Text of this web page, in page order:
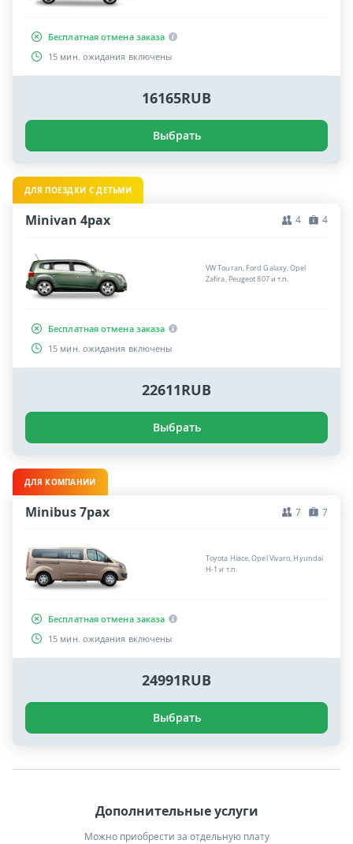
Бесплатная отмена заказа
15 мин. ожидания включены
16165RUB
Выбрать
ДЛЯ ПОЕЗДКИ С ДЕТЬМИ
Minivan 4pax 4 4
VW Touran, Ford Galaxy, Opel
Zafira, Peugeot 807 и т.п.
Бесплатная отмена заказа
15 мин. ожидания включены
22611RUB
Выбрать
ДЛЯ КОМПАНИИ
Minibus 7pax 7 7
Toyota Hiace, Opel Vivaro, Hyundai
H-1 и т.п.
Бесплатная отмена заказа
15 мин. ожидания включены
24991RUB
Выбрать
Дополнительные услуги
Можно приобрести за отдельную плату